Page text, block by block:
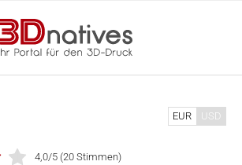
4,0/5 (20 Stimmen)
EUR USD